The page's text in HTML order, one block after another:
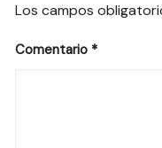
Los campos
Comentario *